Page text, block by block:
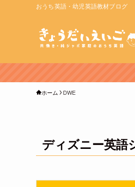
おうち英語・幼児英語教材ブログ
ホーム DWE
ディズニー英語